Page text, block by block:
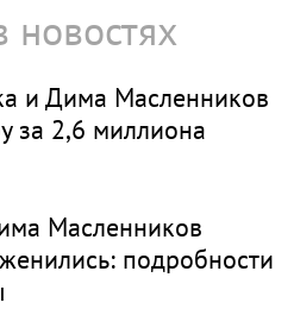
новостях
и Дима Масленников
за 2,6 миллиона
Масленников
подробности